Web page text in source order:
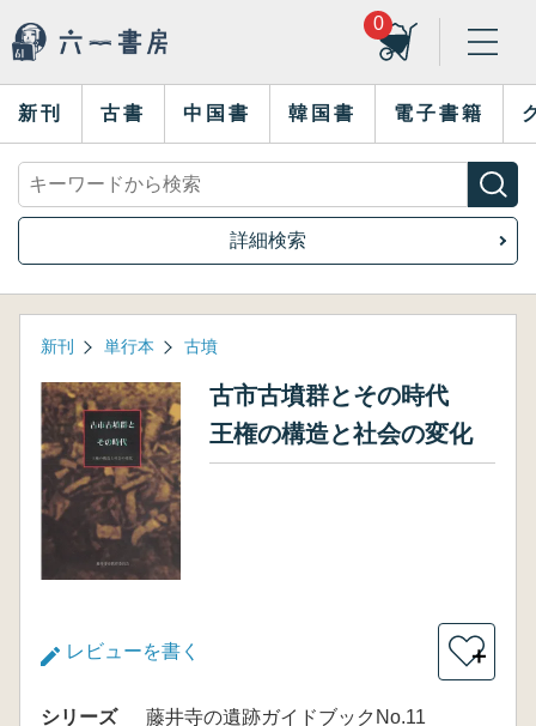
0
新刊 古書 中国書 韓国書 電子書籍
詳細検索
新刊 単行本 古墳
古市古墳群とその時代
王権の構造と社会の変化
レビューを書く ＋
シリーズ
藤井寺の遺跡ガイドブックNo.11